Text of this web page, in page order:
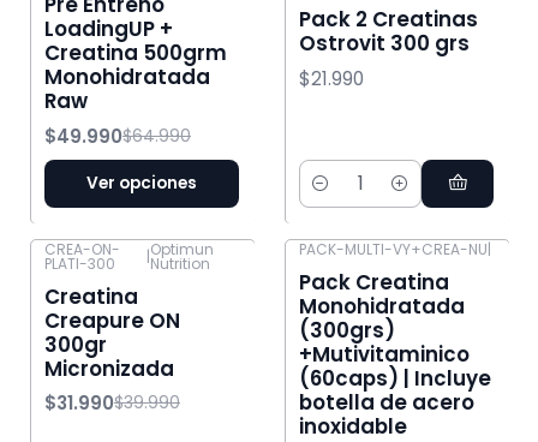
LoadingUP +
Creatina 500grm
Monohidratada
Raw
$49.990$64.990
Ver opciones
Pack 2 Creatinas
Ostrovit 300 grs
$21.990
Cantidad
-20% OFF
CREA-ON-
PLATI-300 |Optimun
Nutrition
Creatina
Creapure ON
300gr
Micronizada
$31.990$39.990
PACK-MULTI-VY+CREA-NU|
Pack Creatina
Monohidratada
(300grs)
+Mutivitaminico
(60caps) | Incluye
botella de acero
inoxidable